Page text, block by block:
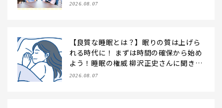
2026.08.07
【良質な睡眠とは？】眠りの質は上げら
れる時代に！ まずは時間の確保から始め
よう！睡眠の権威 柳沢正史さんに聞きま
した
2026.08.07